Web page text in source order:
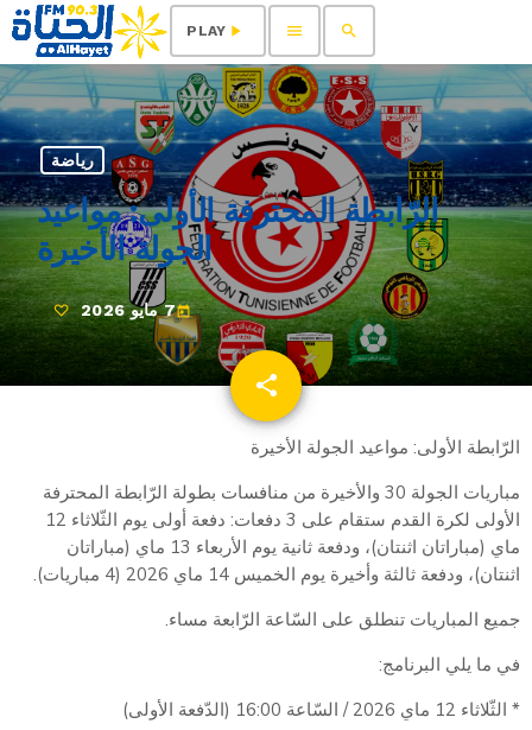
search
menu
play_arrow
PLAY
رياضة
الرّابطة المحترفة الأولى: مواعيد
الجولة الأخيرة
today7 مايو 2026
share
email
الرّابطة الأولى: مواعيد الجولة الأخيرة
مباريات الجولة 30 والأخيرة من منافسات بطولة الرّابطة المحترفة
الأولى لكرة القدم ستقام على 3 دفعات: دفعة أولى يوم الثّلاثاء 12
ماي (مباراتان اثنتان)، ودفعة ثانية يوم الأربعاء 13 ماي (مباراتان
اثنتان)، ودفعة ثالثة وأخيرة يوم الخميس 14 ماي 2026 (4 مباريات).
جميع المباريات تنطلق على السّاعة الرّابعة مساء.
في ما يلي البرنامج:
* الثّلاثاء 12 ماي 2026 / السّاعة 16:00 (الدّفعة الأولى)